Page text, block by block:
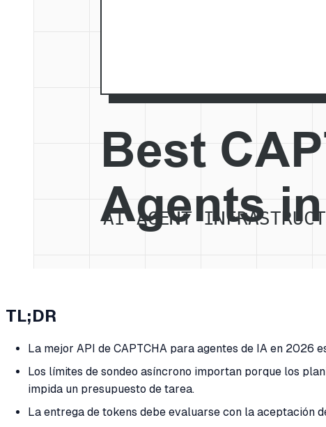
TL;DR
La mejor API de CAPTCHA para agentes de IA en 2026
Los límites de sondeo asíncrono importan porque los
impida un presupuesto de tarea.
La entrega de tokens debe evaluarse con la aceptación